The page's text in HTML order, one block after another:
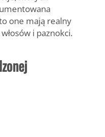
one mają realny
i paznokci.